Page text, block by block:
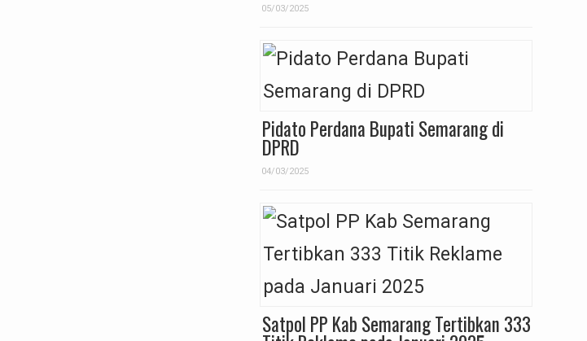
05/03/2025
Pidato Perdana Bupati Semarang di
DPRD
04/03/2025
Satpol PP Kab Semarang Tertibkan 333